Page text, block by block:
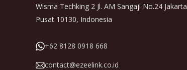
Wisma Techking 2 Jl. AM Sangaji No.24 Jakarta
Pusat 10130, Indonesia
+62 8128 0918 668
contact@ezeelink.co.id